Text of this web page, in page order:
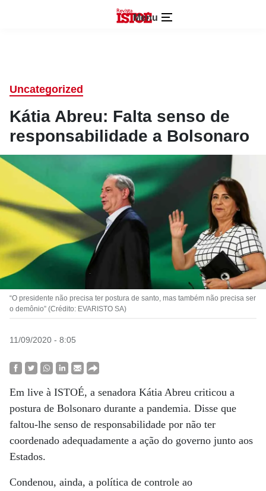
Menu
Uncategorized
Kátia Abreu: Falta senso de
responsabilidade a Bolsonaro
“O presidente não precisa ter postura de santo, mas também não precisa ser
o demônio” (Crédito: EVARISTO SA)
11/09/2020 - 8:05
Em live à ISTOÉ, a senadora Kátia Abreu criticou a
postura de Bolsonaro durante a pandemia. Disse que
faltou-lhe senso de responsabilidade por não ter
coordenado adequadamente a ação do governo junto aos
Estados.
Condenou, ainda, a política de controle ao